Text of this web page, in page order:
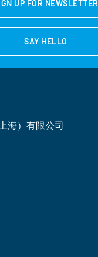
UP FOR NEWSLETTER
SAY HELLO
海）有限公司